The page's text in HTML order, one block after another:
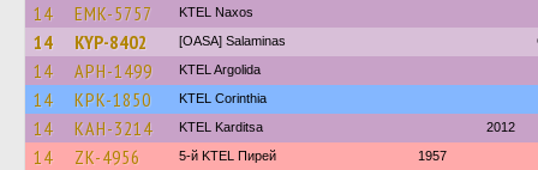
14 EMK-5757 KTEL Naxos
14 KYP-8402 [OASA] Salaminas
14 APH-1499 KTEL Argolida
14 KPK-1850 KTEL Corinthia
14 KAH-3214 ΚΤΕL Karditsa 2012
14 ZK-4956 5-й KTEL Пирей 1957